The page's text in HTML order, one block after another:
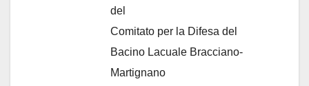
del
Comitato per la Difesa del
Bacino Lacuale Bracciano-
Martignano